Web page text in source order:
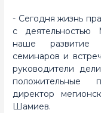
- Сегодня жизнь
с деятельностью
наше развитие
семинаров и
руководители
положительные
директор
Шамиев.